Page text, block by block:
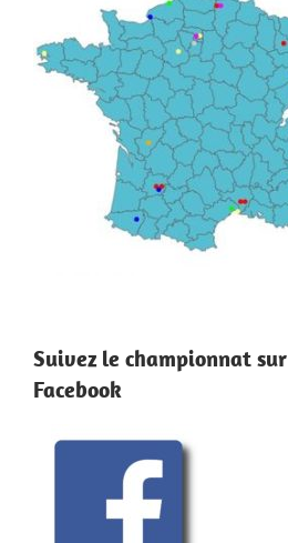
Suivez le championnat sur
Facebook